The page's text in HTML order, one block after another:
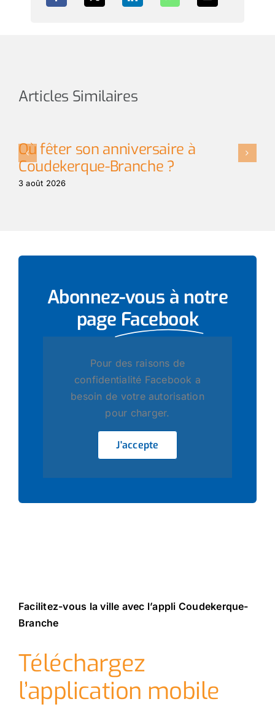
Articles Similaires
La passion de la beauté depuis
toujours
3 août 2026
Abonnez-vous à notre
page Facebook
Pour des raisons de
confidentialité Facebook a
besoin de votre autorisation
pour charger.
J'accepte
Facilitez-vous la ville avec l’appli Coudekerque-
Branche
Téléchargez
l’application mobile